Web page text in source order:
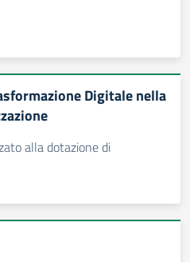
Digitale nella
alla dotazione di